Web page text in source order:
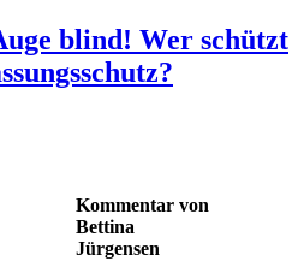
blind! Wer schützt
Kommentar von
Bettina
Jürgensen